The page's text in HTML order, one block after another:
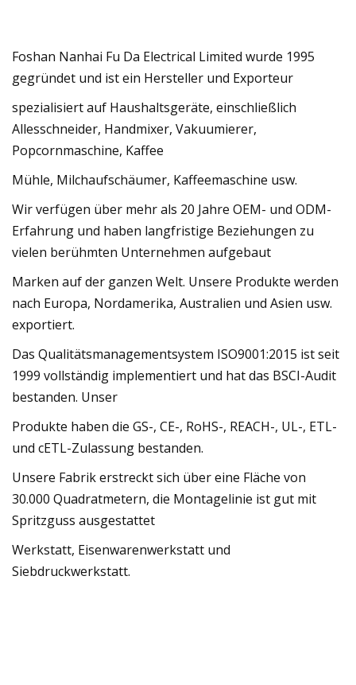
Foshan Nanhai Fu Da Electrical Limited wurde 1995
gegründet und ist ein Hersteller und Exporteur
spezialisiert auf Haushaltsgeräte, einschließlich
Allesschneider, Handmixer, Vakuumierer,
Popcornmaschine, Kaffee
Mühle, Milchaufschäumer, Kaffeemaschine usw.
Wir verfügen über mehr als 20 Jahre OEM- und ODM-
Erfahrung und haben langfristige Beziehungen zu
vielen berühmten Unternehmen aufgebaut
Marken auf der ganzen Welt. Unsere Produkte werden
nach Europa, Nordamerika, Australien und Asien usw.
exportiert.
Das Qualitätsmanagementsystem ISO9001:2015 ist seit
1999 vollständig implementiert und hat das BSCI-Audit
bestanden. Unser
Produkte haben die GS-, CE-, RoHS-, REACH-, UL-, ETL-
und cETL-Zulassung bestanden.
Unsere Fabrik erstreckt sich über eine Fläche von
30.000 Quadratmetern, die Montagelinie ist gut mit
Spritzguss ausgestattet
Werkstatt, Eisenwarenwerkstatt und
Siebdruckwerkstatt.